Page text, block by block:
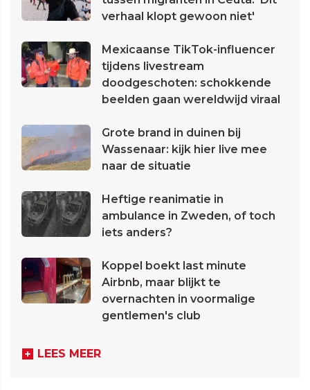
verhaal klopt gewoon niet'
Mexicaanse TikTok-influencer
tijdens livestream
doodgeschoten: schokkende
beelden gaan wereldwijd viraal
Grote brand in duinen bij
Wassenaar: kijk hier live mee
naar de situatie
Heftige reanimatie in
ambulance in Zweden, of toch
iets anders?
Koppel boekt last minute
Airbnb, maar blijkt te
overnachten in voormalige
gentlemen's club
LEES MEER